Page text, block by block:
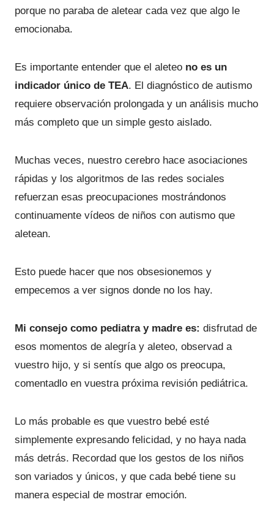
porque no paraba de aletear cada vez que algo le
emocionaba.
Es importante entender que el aleteo no es un
indicador único de TEA. El diagnóstico de autismo
requiere observación prolongada y un análisis mucho
más completo que un simple gesto aislado.
Muchas veces, nuestro cerebro hace asociaciones
rápidas y los algoritmos de las redes sociales
refuerzan esas preocupaciones mostrándonos
continuamente vídeos de niños con autismo que
aletean.
Esto puede hacer que nos obsesionemos y
empecemos a ver signos donde no los hay.
Mi consejo como pediatra y madre es: disfrutad de
esos momentos de alegría y aleteo, observad a
vuestro hijo, y si sentís que algo os preocupa,
comentadlo en vuestra próxima revisión pediátrica.
Lo más probable es que vuestro bebé esté
simplemente expresando felicidad, y no haya nada
más detrás. Recordad que los gestos de los niños
son variados y únicos, y que cada bebé tiene su
manera especial de mostrar emoción.